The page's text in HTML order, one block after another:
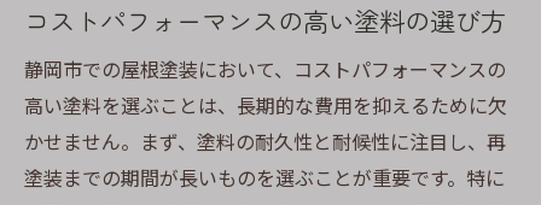
コストパフォーマンスの高い塗料の選び方
静岡市での屋根塗装において、コストパフォーマンスの
高い塗料を選ぶことは、長期的な費用を抑えるために欠
かせません。まず、塗料の耐久性と耐候性に注目し、再
塗装までの期間が長いものを選ぶことが重要です。特に